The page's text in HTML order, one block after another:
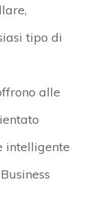
tipo di
alle
intelligente